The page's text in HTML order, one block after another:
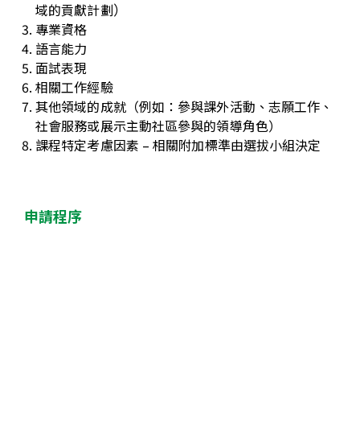
域的貢獻計劃）
專業資格
語言能力
面試表現
相關工作經驗
其他領域的成就（例如：參與課外活動、志願工作、
社會服務或展示主動社區參與的領導角色）
課程特定考慮因素 –相關附加標準由選拔小組決定
申請程序